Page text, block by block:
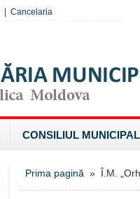
Cancelaria
CONSILIUL MUNICIPAL
Prima pagină » Î.M.